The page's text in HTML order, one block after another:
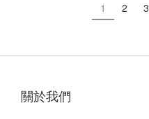
1 2 3
關於我們